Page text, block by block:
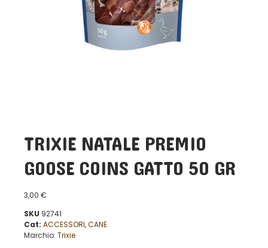
TRIXIE NATALE PREMIO
GOOSE COINS GATTO 50 GR
3,00 €
SKU 92741
Cat: ACCESSORI,CANE
Marchio: Trixie